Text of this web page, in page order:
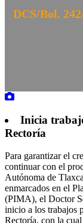
DCS/Bol.
Inicia
Rectoría
Para garantizar el
continuar con el
Autónoma de
enmarcados en el
(PIMA), el Doctor
inicio a los trabajos
Rectoría, con la